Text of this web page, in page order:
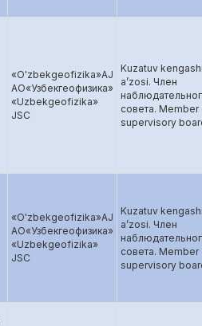
«O'zbekgeofizika»AJ
AO«Узбекгеофизика»
«Uzbekgeofizika»
JSC
Kuzatuv
a’zosi. Член
совета. Member
supervisory
«O'zbekgeofizika»AJ
AO«Узбекгеофизика»
«Uzbekgeofizika»
JSC
Kuzatuv
a’zosi. Член
совета. Member
supervisory